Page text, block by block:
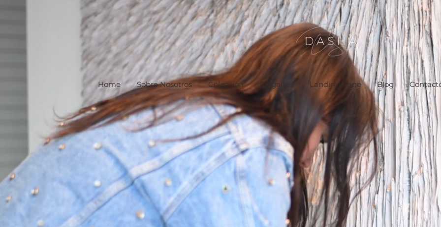
Home Sobre Nosotros Colección Orígenes Landing Page Blog